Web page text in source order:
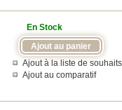
En Stock
Ajout à la liste de souhaits
Ajout au comparatif